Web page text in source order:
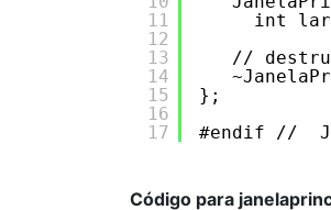
11
12
13
14
15
16
17
int
//
};
#endif //
Código para